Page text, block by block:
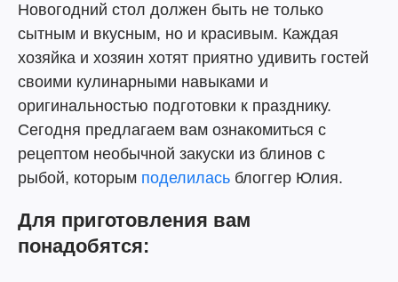
Новогодний стол должен быть не только
сытным и вкусным, но и красивым. Каждая
хозяйка и хозяин хотят приятно удивить гостей
своими кулинарными навыками и
оригинальностью подготовки к празднику.
Сегодня предлагаем вам ознакомиться с
рецептом необычной закуски из блинов с
рыбой, которым поделилась блоггер Юлия.
Для приготовления вам
понадобятся: